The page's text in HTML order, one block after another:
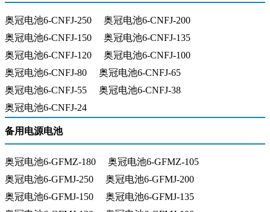
奥冠电池6-CNFJ-250
奥冠电池6-CNFJ-200
奥冠电池6-CNFJ-150
奥冠电池6-CNFJ-135
奥冠电池6-CNFJ-120
奥冠电池6-CNFJ-100
奥冠电池6-CNFJ-80
奥冠电池6-CNFJ-65
奥冠电池6-CNFJ-55
奥冠电池6-CNFJ-38
奥冠电池6-CNFJ-24
备用电源电池
奥冠电池6-GFMZ-180
奥冠电池6-GFMZ-105
奥冠电池6-GFMJ-250
奥冠电池6-GFMJ-200
奥冠电池6-GFMJ-150
奥冠电池6-GFMJ-135